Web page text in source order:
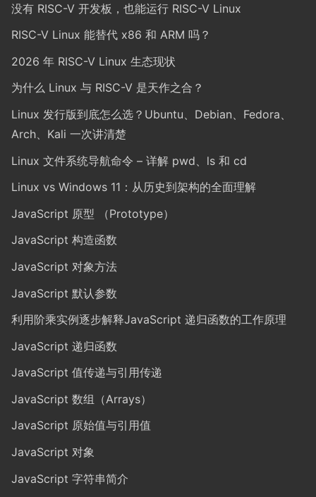
没有 RISC-V 开发板，也能运行 RISC-V Linux
RISC-V Linux 能替代 x86 和 ARM 吗？
2026 年 RISC-V Linux 生态现状
为什么 Linux 与 RISC-V 是天作之合？
Linux 发行版到底怎么选？Ubuntu、Debian、Fedora、
Arch、Kali 一次讲清楚
Linux 文件系统导航命令 – 详解 pwd、ls 和 cd
Linux vs Windows 11：从历史到架构的全面理解
JavaScript 原型 （Prototype）
JavaScript 构造函数
JavaScript 对象方法
JavaScript 默认参数
利用阶乘实例逐步解释JavaScript 递归函数的工作原理
JavaScript 递归函数
JavaScript 值传递与引用传递
JavaScript 数组（Arrays）
JavaScript 原始值与引用值
JavaScript 对象
JavaScript 字符串简介